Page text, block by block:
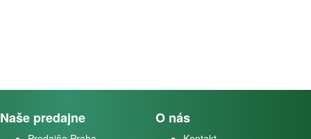
Naše predajne O nás